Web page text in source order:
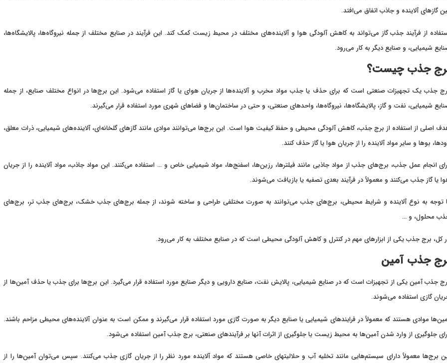
گازهای آلاینده و جاذب اتفاق می‌افتد.
از فرآیند جذب گاز می‌تواند به کاهش آلودگی هوا و آلاینده‌های مختلف در محیط زیست کمک کند. این فرآیند در صنایع مختلف از جمله نیروگاه‌ها، پالایشگاه‌ها،
شیمیایی، و صنایع دیگر به کار می‌رود.
جذب چیست؟
جذب یک تجهیزات صنعتی است که برای حذف یا جذب مواد مخرب و آلاینده‌ها از جریان هوای یا گاز استفاده می‌شود. این برج‌ها در انواع مختلف صنایع، از جمله
شیمیایی، نفت و گاز، پالایشگاه‌ها، نیروگاه‌ها، واحدهای صنعتی، و حتی در ساختمان‌ها و فضاهای شهری مورد استفاده قرار می‌گیرند.
اصلی از استفاده از برج جذب، کاهش آلودگی محیطی و حفظ کیفیت هوا است. این برج‌ها می‌توانند موادی مانند گازهای گلخانه‌ای، آلاینده‌های شیمیایی، ذرات معلق،
بوها و سایر مواد آلاینده را از جریان هوا یا گاز حذف کنند.
انجام عمل جذب، برج‌های جذب از مواد جاذبی مانند فیلترها، رزین‌ها، اسفنج‌ها، مواد شیمیایی خاص و … استفاده می‌کنند. این مواد جاذب، مواد آلاینده را از جریان
یا گاز جذب می‌کنند و معمولاً در فرآیند بعدی تصفیه یا بازیافت می‌شوند.
توجه به نوع آلاینده و شرایط محیطی، برج‌های جذب می‌توانند به صورت مختلفی طراحی و ساخته شوند، از جمله برج‌های جذب خشک، برج‌های جذب تر، برج‌های
محلول، و …
کل، برج جذب یکی از ابزارهای مهم در کنترل و کاهش آلودگی محیطی است که در صنایع مختلف به کار می‌رود.
جذب آمین
جذب آمین یکی از تجهیزات است که در صنایع شیمیایی، پالایش نفت، صنایع دارویی و دیگر صنایع مورد استفاده قرار می‌گیرد. این برج‌ها برای جذب یا حذف آمین‌ها از
گازی استفاده می‌شوند.
موادی هستند که معمولاً در فرایندهای شیمیایی یا صنایع دیگر به صورت گازی مورد استفاده قرار می‌گیرند و ممکن است به عنوان آلاینده‌های محیطی مزاحم باشند.
جلوگیری از وارد شدن آمین‌ها به محیط زیست یا جلوگیری از اثرات آنها بر فرآیندهای صنعتی، برج جذب آمین استفاده می‌شود.
برج‌ها معمولاً دارای سیستم‌هایی مانند تخلیه آب و حلالیتهای خاصی هستند که مواد آلاینده مورد نظر را از جریان گازی جذب می‌کنند. سپس می‌توان آمین‌ها را از